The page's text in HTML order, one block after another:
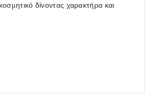
δίνοντας χαρακτήρα και